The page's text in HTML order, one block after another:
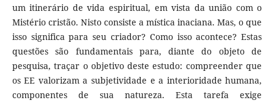
um itinerário de vida espiritual, em vista da união com o
Mistério cristão. Nisto consiste a mística inaciana. Mas, o que
isso significa para seu criador? Como isso acontece? Estas
questões são fundamentais para, diante do objeto de
pesquisa, traçar o objetivo deste estudo: compreender que
os EE valorizam a subjetividade e a interioridade humana,
componentes de sua natureza. Esta tarefa exige